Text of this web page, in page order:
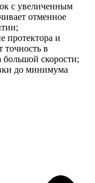
с увеличенным
отменное
протектора и
в
большой скорости;
до минимума